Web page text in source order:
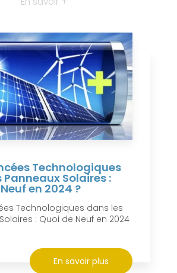
Technologiques
Panneaux Solaires :
en 2024 ?
Technologiques dans les
: Quoi de Neuf en 2024
En savoir plus